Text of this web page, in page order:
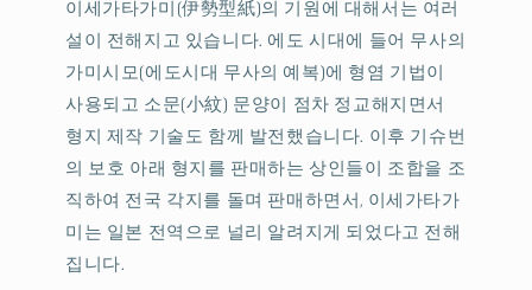
이세가타가미(伊勢型紙)의 기원에 대해서는 여러
설이 전해지고 있습니다. 에도 시대에 들어 무사의
가미시모(에도시대 무사의 예복)에 형염 기법이
사용되고 소문(小紋) 문양이 점차 정교해지면서
형지 제작 기술도 함께 발전했습니다. 이후 기슈번
의 보호 아래 형지를 판매하는 상인들이 조합을 조
직하여 전국 각지를 돌며 판매하면서, 이세가타가
미는 일본 전역으로 널리 알려지게 되었다고 전해
집니다.